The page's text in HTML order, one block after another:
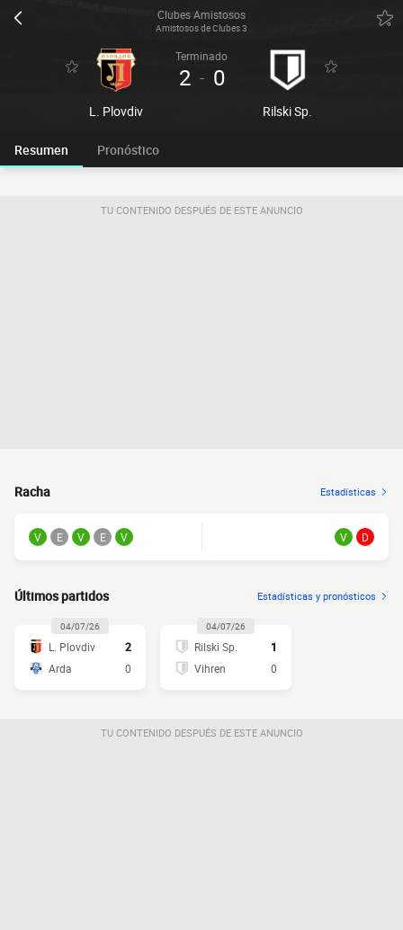
Clubes Amistosos
Amistosos de Clubes 3
L. Plovdiv
Terminado
2 - 0
Rilski Sp.
Resumen Pronóstico
TU CONTENIDO DESPUÉS DE ESTE ANUNCIO
Racha Estadísticas
V E V E V V D
Últimos partidos Estadísticas y pronósticos
04/07/26
L. Plovdiv
2
Arda
0
04/07/26
Rilski Sp.
1
Vihren
0
TU CONTENIDO DESPUÉS DE ESTE ANUNCIO